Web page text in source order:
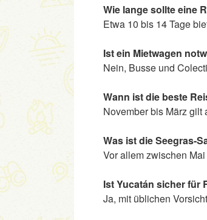
Wie lange sollte eine
Etwa 10 bis 14 Tage
Ist ein Mietwagen
Nein, Busse und
Wann ist die beste
November bis März gilt
Was ist die Seegras-
Vor allem zwischen
Ist Yucatán sicher für
Ja, mit üblichen